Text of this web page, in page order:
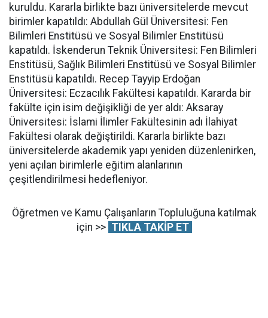
kuruldu. Kararla birlikte bazı üniversitelerde mevcut
birimler kapatıldı: Abdullah Gül Üniversitesi: Fen
Bilimleri Enstitüsü ve Sosyal Bilimler Enstitüsü
kapatıldı. İskenderun Teknik Üniversitesi: Fen Bilimleri
Enstitüsü, Sağlık Bilimleri Enstitüsü ve Sosyal Bilimler
Enstitüsü kapatıldı. Recep Tayyip Erdoğan
Üniversitesi: Eczacılık Fakültesi kapatıldı. Kararda bir
fakülte için isim değişikliği de yer aldı: Aksaray
Üniversitesi: İslami İlimler Fakültesinin adı İlahiyat
Fakültesi olarak değiştirildi. Kararla birlikte bazı
üniversitelerde akademik yapı yeniden düzenlenirken,
yeni açılan birimlerle eğitim alanlarının
çeşitlendirilmesi hedefleniyor.
Öğretmen ve Kamu Çalışanların Topluluğuna katılmak
için >> TIKLA TAKİP ET